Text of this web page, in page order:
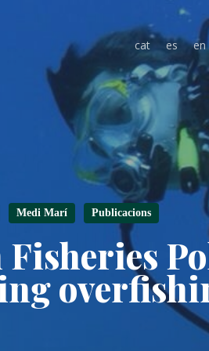
cat es en
Medi Marí Publicacions